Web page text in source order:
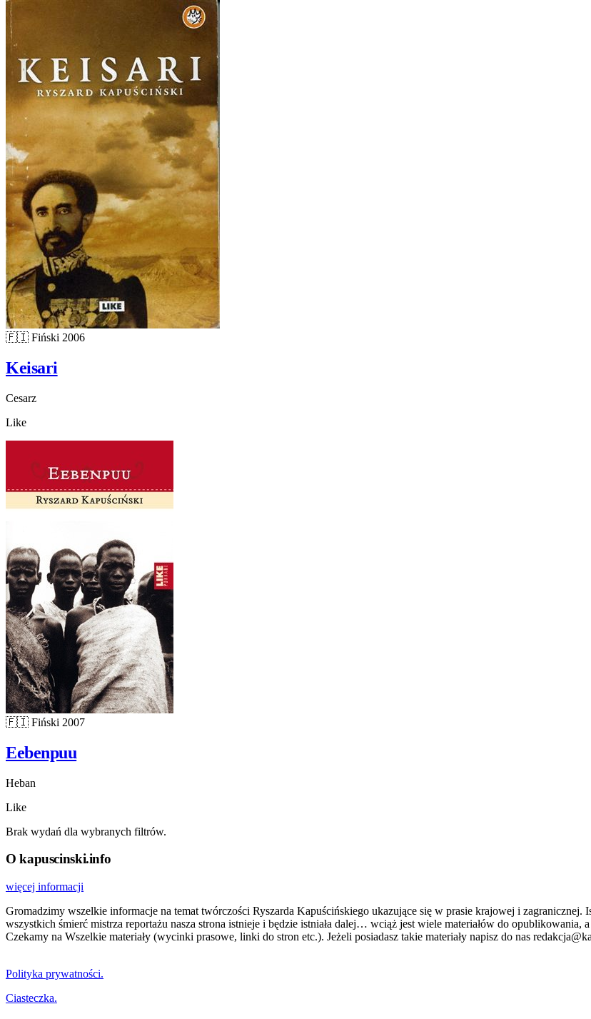
🇫🇮 Fiński 2006
Keisari
Cesarz
Like
🇫🇮 Fiński 2007
Eebenpuu
Heban
Like
Brak wydań dla wybranych filtrów.
O kapuscinski.info
więcej informacji
Gromadzimy wszelkie informacje na temat twórczości Ryszarda Kapuścińskiego ukazujące się w prasie krajowej i
wszystkich śmierć mistrza reportażu nasza strona istnieje i będzie istniała dalej… wciąż jest wiele materiałów do
Czekamy na Wszelkie materiały (wycinki prasowe, linki do stron etc.). Jeżeli posiadasz takie materiały napisz do nas
Polityka prywatności.
Ciasteczka.